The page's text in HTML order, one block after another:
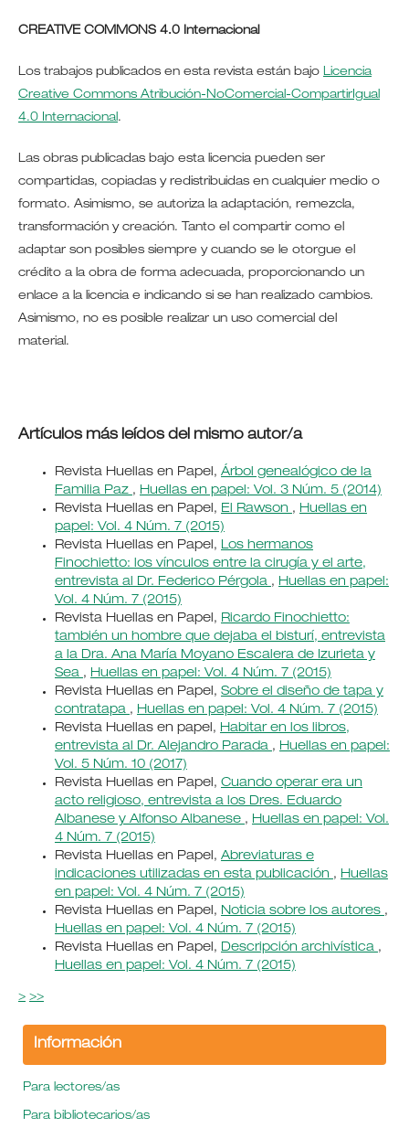
CREATIVE COMMONS 4.0 Internacional
Los trabajos publicados en esta revista están bajo Licencia
Creative Commons Atribución-NoComercial-CompartirIgual
4.0 Internacional.
Las obras publicadas bajo esta licencia pueden ser
compartidas, copiadas y redistribuidas en cualquier medio o
formato. Asimismo, se autoriza la adaptación, remezcla,
transformación y creación. Tanto el compartir como el
adaptar son posibles siempre y cuando se le otorgue el
crédito a la obra de forma adecuada, proporcionando un
enlace a la licencia e indicando si se han realizado cambios.
Asimismo, no es posible realizar un uso comercial del
material.
Artículos más leídos del mismo autor/a
Revista Huellas en Papel, Árbol genealógico de la
Familia Paz , Huellas en papel: Vol. 3 Núm. 5 (2014)
Revista Huellas en Papel, El Rawson , Huellas en
papel: Vol. 4 Núm. 7 (2015)
Revista Huellas en Papel, Los hermanos
Finochietto: los vínculos entre la cirugía y el arte,
entrevista al Dr. Federico Pérgola , Huellas en papel:
Vol. 4 Núm. 7 (2015)
Revista Huellas en Papel, Ricardo Finochietto:
también un hombre que dejaba el bisturí, entrevista
a la Dra. Ana María Moyano Escalera de Izurieta y
Sea , Huellas en papel: Vol. 4 Núm. 7 (2015)
Revista Huellas en Papel, Sobre el diseño de tapa y
contratapa , Huellas en papel: Vol. 4 Núm. 7 (2015)
Revista Huellas en papel, Habitar en los libros,
entrevista al Dr. Alejandro Parada , Huellas en papel:
Vol. 5 Núm. 10 (2017)
Revista Huellas en Papel, Cuando operar era un
acto religioso, entrevista a los Dres. Eduardo
Albanese y Alfonso Albanese , Huellas en papel: Vol.
4 Núm. 7 (2015)
Revista Huellas en Papel, Abreviaturas e
indicaciones utilizadas en esta publicación , Huellas
en papel: Vol. 4 Núm. 7 (2015)
Revista Huellas en Papel, Noticia sobre los autores ,
Huellas en papel: Vol. 4 Núm. 7 (2015)
Revista Huellas en Papel, Descripción archivística ,
Huellas en papel: Vol. 4 Núm. 7 (2015)
> >>
Información
Para lectores/as
Para bibliotecarios/as